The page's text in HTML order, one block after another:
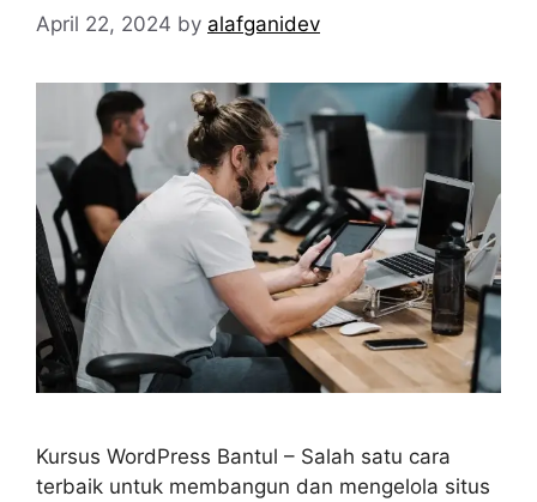
April 22, 2024 by alafganidev
Kursus WordPress Bantul – Salah satu cara
terbaik untuk membangun dan mengelola situs